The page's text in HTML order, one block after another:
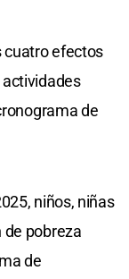
cuatro efectos
de
niños, niñas
de pobreza
de